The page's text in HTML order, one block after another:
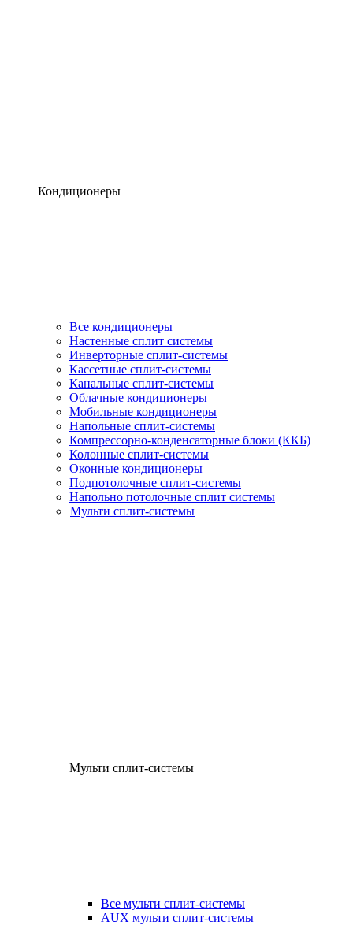
Кондиционеры
Все кондиционеры
Настенные сплит системы
Инверторные сплит-системы
Кассетные сплит-системы
Канальные сплит-системы
Облачные кондиционеры
Мобильные кондиционеры
Напольные сплит-системы
Компрессорно-конденсаторные блоки (ККБ)
Колонные сплит-системы
Оконные кондиционеры
Подпотолочные сплит-системы
Напольно потолочные сплит системы
Мульти сплит-системы
Мульти сплит-системы
Все мульти сплит-системы
AUX мульти сплит-системы